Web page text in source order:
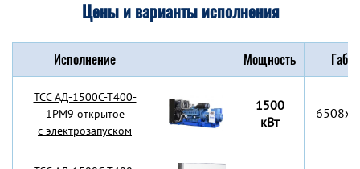
Цены и варианты исполнения
Исполнение Мощность
TCC АД-1500С-Т400-
1РМ9 открытое
с электрозапуском
1500
кВт